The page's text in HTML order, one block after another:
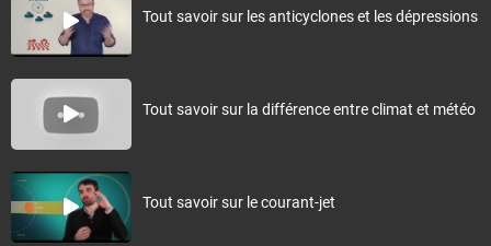
assez significatif autour du 30 avril et 1er mai. Par la suite, l'alizé de
sud-est sera de retour pour la première décade de mai, avec une
alternance de périodes sèches et de passages plus humides. En
seconde quinzaine de mai, l'alizé pourrait devenir moins vigoureux
que la normale. En lien avec des eaux plus chaudes que la normale
au voisinage des Mascareignes, les températures resteront le plus
Tout savoir sur les anticyclones et les dépressions
Tout savoir sur la différence entre climat et météo
Tout savoir sur le courant-jet